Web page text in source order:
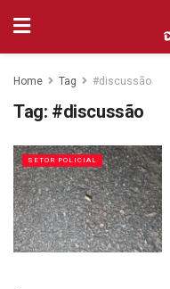
Home Tag #discussão
Tag: #discussão
SETOR POLICIAL